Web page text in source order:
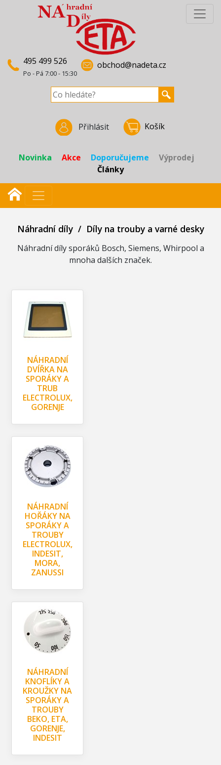
495 499 526
Po - Pá 7:00 - 15:30
obchod@nadeta.cz
Přihlásit Košík
Novinka Akce Doporučujeme
Výprodej
Články
Náhradní díly/ Díly na trouby a varné desky
Náhradní díly sporáků Bosch, Siemens, Whirpool a
mnoha dalších značek.
NÁHRADNÍ
DVÍŘKA NA
SPORÁKY A
TRUB
ELECTROLUX,
GORENJE
NÁHRADNÍ
HOŘÁKY NA
SPORÁKY A
TROUBY
ELECTROLUX,
INDESIT,
MORA,
ZANUSSI
NÁHRADNÍ
KNOFLÍKY A
KROUŽKY NA
SPORÁKY A
TROUBY
BEKO, ETA,
GORENJE,
INDESIT